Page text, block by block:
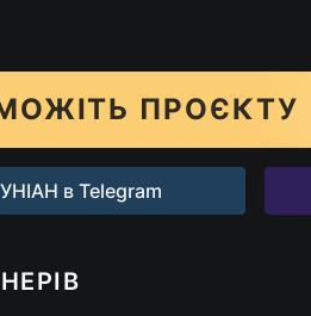
ПРОЄКТУ
в Telegram